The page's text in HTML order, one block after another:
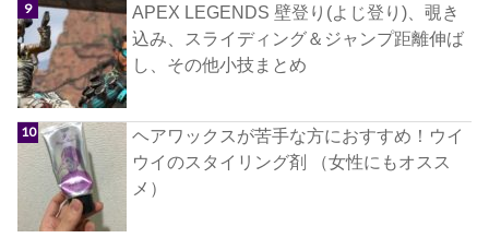
APEX LEGENDS 壁登り(よじ登り)、覗き
込み、スライディング＆ジャンプ距離伸ば
し、その他小技まとめ
ヘアワックスが苦手な方におすすめ！ウイ
ウイのスタイリング剤 （女性にもオスス
メ）